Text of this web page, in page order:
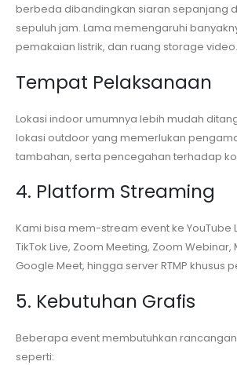
berbeda dibandingkan siaran sepanjang
sepuluh jam. Lama memengaruhi
pemakaian listrik, dan ruang storage video.
Tempat Pelaksanaan
Lokasi indoor umumnya lebih mudah
lokasi outdoor yang memerlukan
tambahan, serta pencegahan terhadap
4. Platform Streaming
Kami bisa mem-stream event ke YouTube
TikTok Live, Zoom Meeting, Zoom Webinar,
Google Meet, hingga server RTMP khusus
5. Kebutuhan Grafis
Beberapa event membutuhkan
seperti: